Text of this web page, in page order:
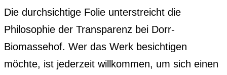
Die durchsichtige Folie unterstreicht die
Philosophie der Transparenz bei Dorr-
Biomassehof. Wer das Werk besichtigen
möchte, ist jederzeit willkommen, um sich einen